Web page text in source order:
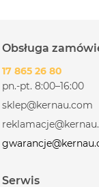
Obsługa
17 865 26 80
pn.-pt. 8:00–16:00
sklep@kernau.com
Serwis